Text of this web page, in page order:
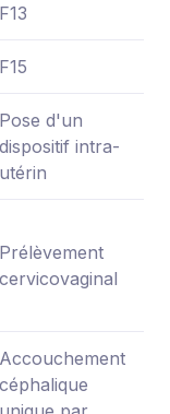
F13
F15
Pose d'un
dispositif intra-
utérin
Prélèvement
cervicovaginal
Accouchement
céphalique